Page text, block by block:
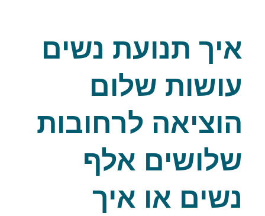
איך תנועת נשים
עושות שלום
הוציאה לרחובות
שלושים אלף
נשים או איך